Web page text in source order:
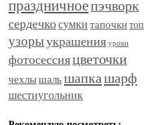
праздничноепэчворк
сердечкосумки тапочкитоп
узорыукрашения уроки
фотосессияцветочки
чехлышальшапкашарф
шестиугольник